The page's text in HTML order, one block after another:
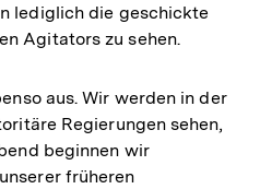
lediglich die geschickte
Agitators zu sehen.
aus. Wir werden in der
Regierungen sehen,
beginnen wir
früheren